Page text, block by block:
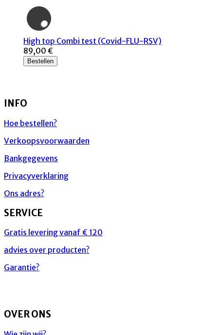
High top Combi test (Covid-FLU-RSV)
89,00 €
Bestellen
INFO
Hoe bestellen?
Verkoopsvoorwaarden
Bankgegevens
Privacyverklaring
Ons adres?
SERVICE
Gratis levering vanaf € 120
advies over producten?
Garantie?
OVER ONS